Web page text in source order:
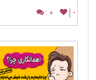
-
0 :